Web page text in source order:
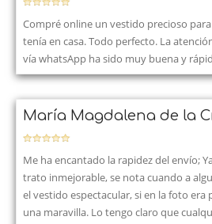
Compré online un vestido precioso
tenía en casa. Todo perfecto. La
vía whatsApp ha sido muy buena y
María Magdalena de la
Me ha encantado la rapidez del envío;
trato inmejorable, se nota cuando a
el vestido espectacular, si en la foto era
una maravilla. Lo tengo claro que